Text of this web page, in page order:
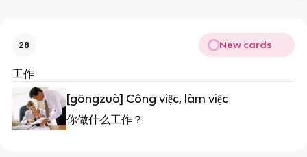
28 New cards
工作
[gōngzuò] Công việc, làm việc
你做什么工作？